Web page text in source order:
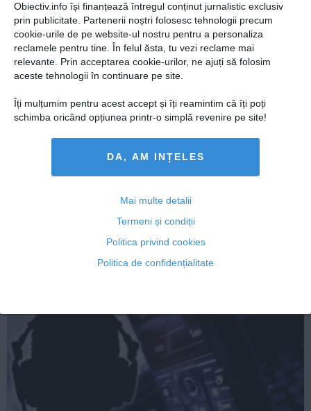
Obiectiv.info își finanțează întregul conținut jurnalistic exclusiv
prin publicitate. Partenerii noștri folosesc tehnologii precum
cookie-urile de pe website-ul nostru pentru a personaliza
reclamele pentru tine. În felul ăsta, tu vezi reclame mai
relevante. Prin acceptarea cookie-urilor, ne ajuți să folosim
aceste tehnologii în continuare pe site.
Îți mulțumim pentru acest accept și îți reamintim că îți poți
schimba oricând opțiunea printr-o simplă revenire pe site!
DA, AM INȚELES
Mai multe detalii
Termeni și condiții
Politica privind cookies
Politica de confidențialitate